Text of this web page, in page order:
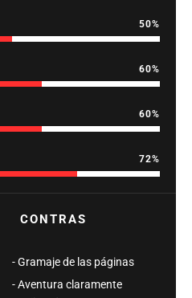
50
60
60
72
CONTRAS
Gramaje de las páginas
Aventura claramente